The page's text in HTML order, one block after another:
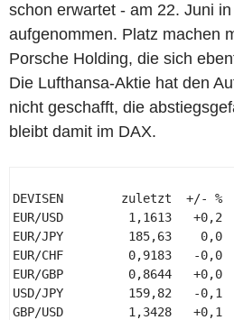
schon erwartet - am 22. Juni
aufgenommen. Platz machen
Porsche Holding, die sich
Die Lufthansa-Aktie hat den
nicht geschafft, die
bleibt damit im DAX.
DEVISEN        zuletzt  +/-
EUR/USD         1,1613
EUR/JPY         185,63
EUR/CHF         0,9183   -
EUR/GBP         0,8644
USD/JPY         159,82   -
GBP/USD         1,3428